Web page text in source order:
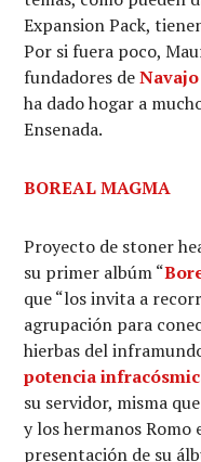
Expansion Pack,
Por si fuera poco,
fundadores de
ha dado hogar a
Ensenada.
BOREAL MAGMA
Proyecto de stoner
su primer albúm “
que “los invita a
agrupación para
hierbas del
potencia
su servidor, misma
y los hermanos Romo
presentación de su